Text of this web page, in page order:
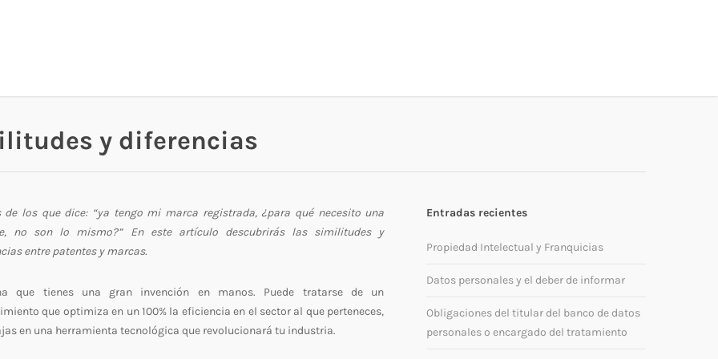
y diferencias
de los que dice: “ya tengo mi marca registrada, ¿para qué necesito una
no son lo mismo?” En este artículo descubrirás las similitudes y
entre patentes y marcas.
que tienes una gran invención en manos. Puede tratarse de un
que optimiza en un 100% la eficiencia en el sector al que perteneces,
en una herramienta tecnológica que revolucionará tu industria.
Entradas recientes
Propiedad Intelectual y Franquicias
Datos personales y el deber de informar
Obligaciones del titular del banco de datos
personales o encargado del tratamiento